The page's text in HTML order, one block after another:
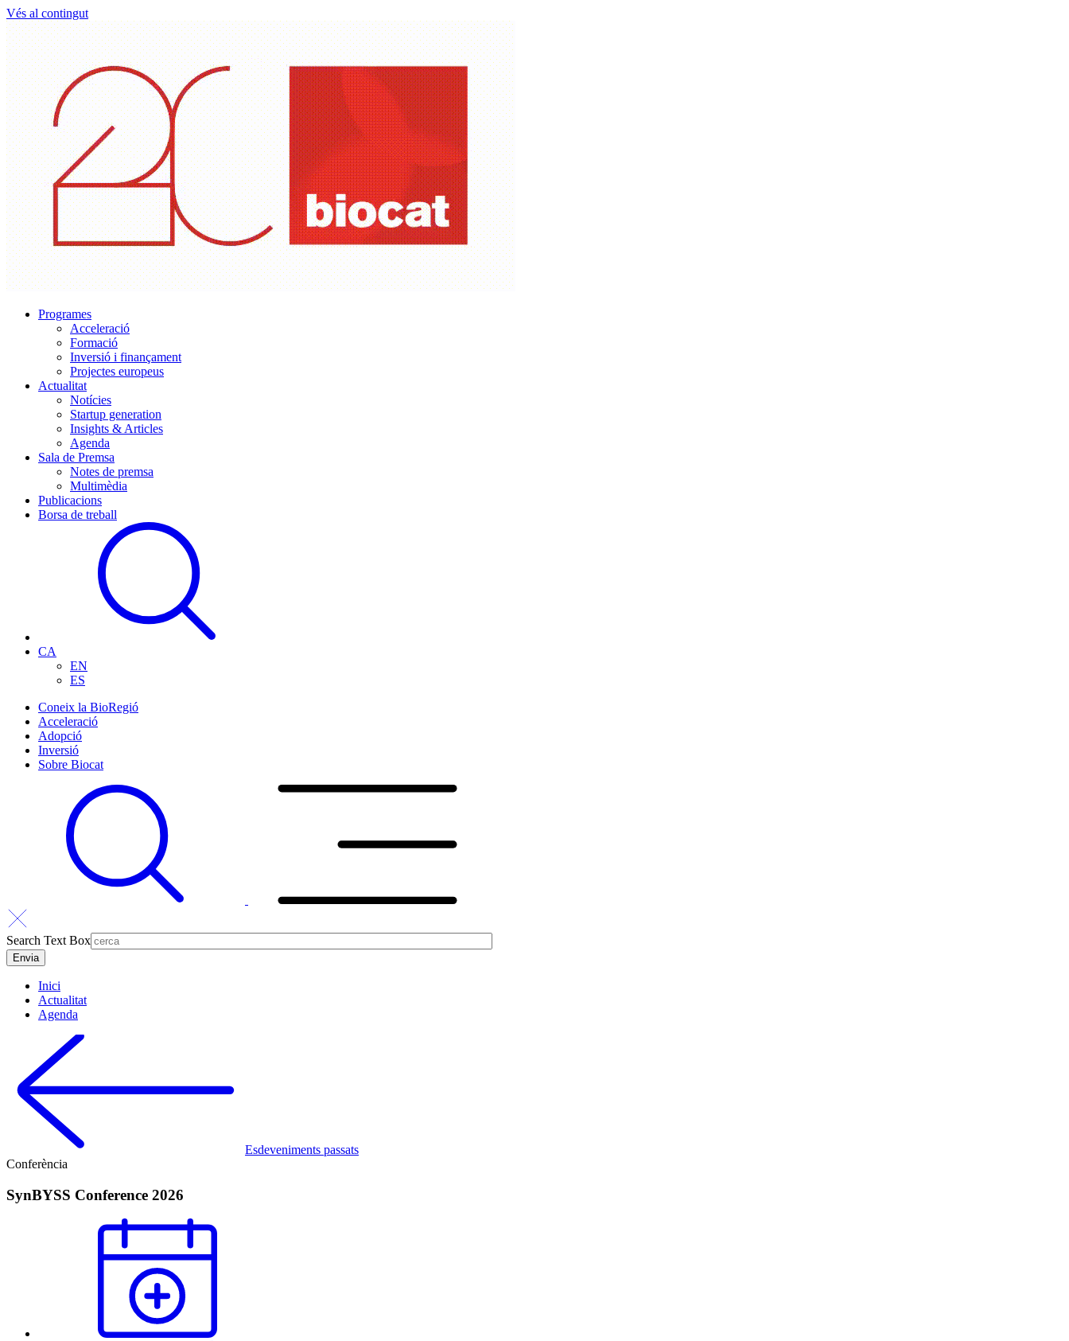
Vés al contingut
Programes
Acceleració
Formació
Inversió i finançament
Projectes europeus
Actualitat
Notícies
Startup generation
Insights & Articles
Agenda
Sala de Premsa
Notes de premsa
Multimèdia
Publicacions
Borsa de treball
CA
EN
ES
Coneix la BioRegió
Acceleració
Adopció
Inversió
Sobre Biocat
Search Text Box
Inici
Actualitat
Agenda
Esdeveniments passats
Conferència
SynBYSS Conference 2026